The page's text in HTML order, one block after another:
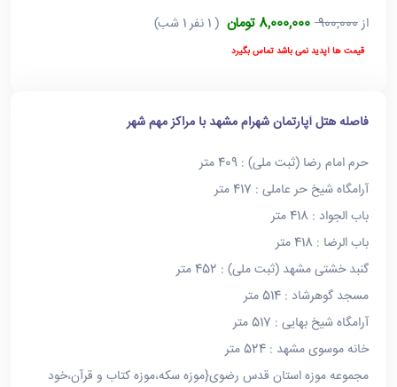
از900,000 8,000,000 تومان ( 1 نفر 1 شب)
قیمت ها آپدید نمی باشد تماس بگیرد
فاصله هتل آپارتمان شهرام مشهد با مراکز مهم شهر
حرم امام رضا (ثبت ملی) : 409 متر
آرامگاه شیخ حر عاملی : 417 متر
باب الجواد : 418 متر
باب الرضا : 418 متر
گنبد خشتی مشهد (ثبت ملی) : 452 متر
مسجد گوهرشاد : 514 متر
آرامگاه شیخ بهایی : 517 متر
خانه موسوی مشهد : 524 متر
مجموعه موزه استان قدس رضوی{موزه سکه،موزه کتاب و قرآن،خود